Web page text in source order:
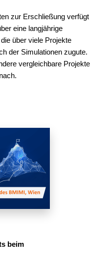
zur Erschließung verfügt
eine langjährige
über viele Projekte
der Simulationen zugute.
vergleichbare Projekte
beim